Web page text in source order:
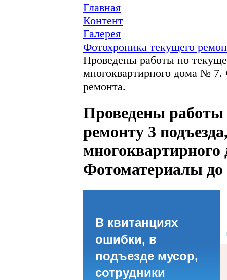
Главная
Контент
Галерея
Фотохроника текущего
Проведены работы по
многоквартирного дома №
ремонта.
Проведены
ремонту 3
Фотоматериалы до
В квитанциях
ошибки, в
подъезде мусор,
сотрудники